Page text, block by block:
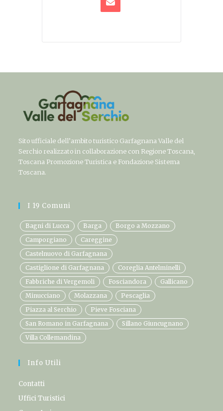
Sito ufficiale dell’ambito turistico Garfagnana Valle del
Serchio realizzato in collaborazione con Regione Toscana,
Toscana Promozione Turistica e Fondazione Sistema
Toscana.
I 19 Comuni
Bagni di Lucca Barga
Borgo a Mozzano
Camporgiano
Careggine
Castelnuovo di Garfagnana
Castiglione di Garfagnana
Coreglia Antelminelli
Fabbriche di Vergemoli
Fosciandora
Gallicano
Minucciano
Molazzana
Pescaglia
Piazza al Serchio
Pieve Fosciana
San Romano in Garfagnana
Sillano Giuncugnano
Villa Collemandina
Info Utili
Contatti
Uffici Turistici